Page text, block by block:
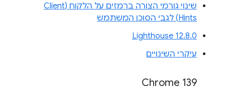
שינוי גורמי הצורה ברמזים על הלקוח (Client
Hints) לגבי הסוכן המשתמש
Lighthouse 12.8.0
עיקרי השינויים
Chrome 139